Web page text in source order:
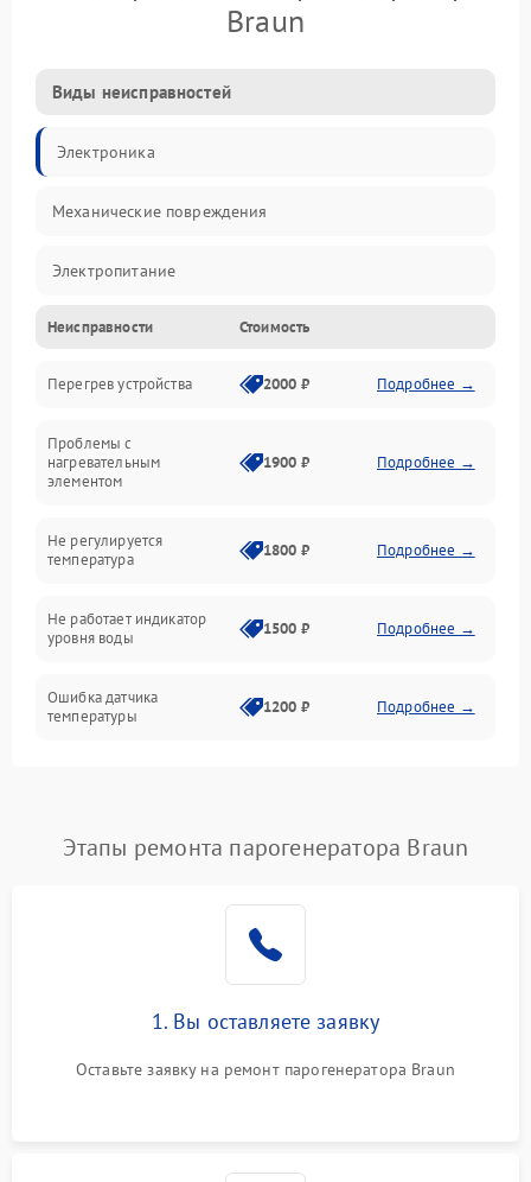
Braun
Виды неисправностей
Электроника
Механические повреждения
Электропитание
Парообразование
Герметичность
Механика
Неисправности Стоимость
Перегрев устройства 2000 ₽ Подробнее →
Проблемы с
нагревательным
элементом
1900 ₽ Подробнее →
Не регулируется
температура
1800 ₽ Подробнее →
Не работает индикатор
уровня воды
1500 ₽ Подробнее →
Ошибка датчика
температуры
1200 ₽ Подробнее →
Ошибка платы управления Подробнее →
1200 ₽
Не подает пар 1800 ₽ Подробнее →
Этапы ремонта парогенератора Braun
1. Вы оставляете заявку
Оставьте заявку на ремонт парогенератора Braun